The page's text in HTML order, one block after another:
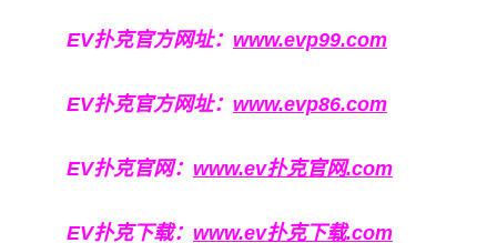
EV扑克官方网址： www.evp99.com
EV扑克官方网址： www.evp86.com
EV扑克官网： www.ev扑克官网.com
EV扑克下载： www.ev扑克下载.com